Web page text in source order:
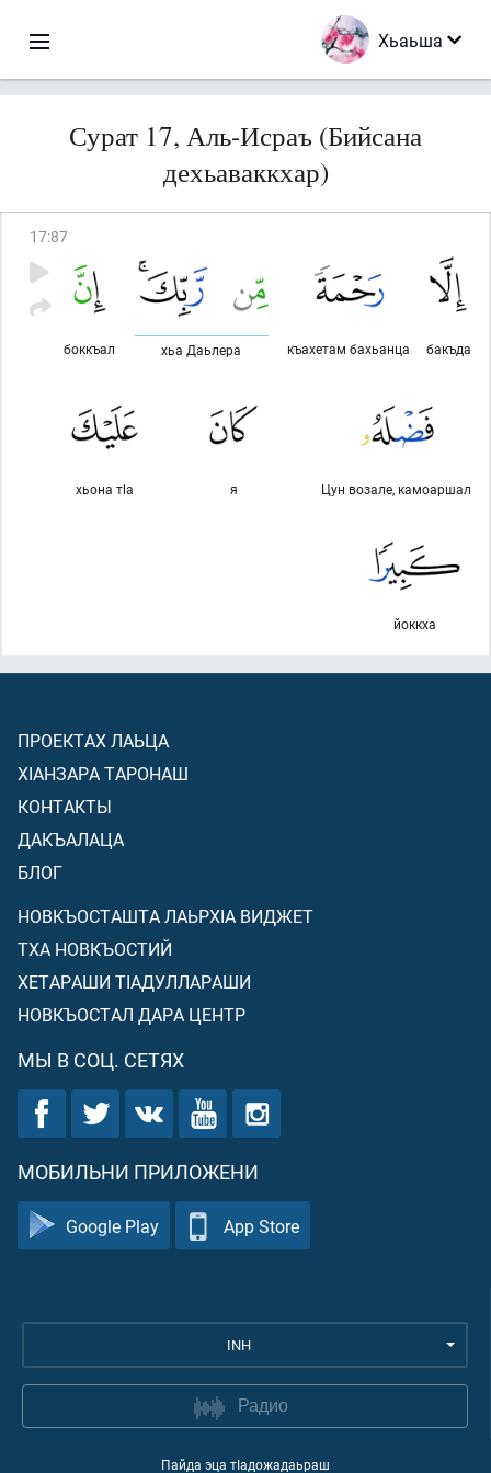
Хьаьша
Сурат 17, Аль-Исраъ (Бийсана
дехьаваккхар)
17:87
бакъда
къахетам бахьанца
хьа Даьлера
боккъал
Цун возале, камоаршал
я
хьона тlа
йоккха
ПРОЕКТАХ ЛАЬЦА
ХIАНЗАРА ТАРОНАШ
КОНТАКТЫ
ДАКЪАЛАЦА
БЛОГ
НОВКЪОСТАШТА ЛАЬРХIА ВИДЖЕТ
ТХА НОВКЪОСТИЙ
ХЕТАРАШИ ТIАДУЛЛАРАШИ
НОВКЪОСТАЛ ДАРА ЦЕНТР
МЫ В СОЦ. СЕТЯХ
МОБИЛЬНИ ПРИЛОЖЕНИ
Google Play App Store
INH
Радио
Пайда эца тIадожадаьраш